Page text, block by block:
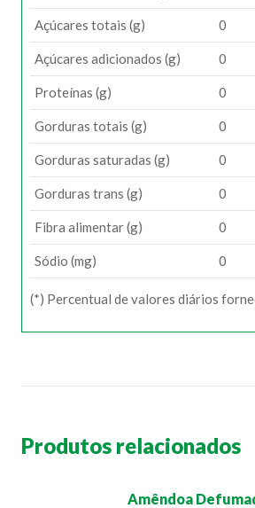
Açúcares totais (g) 0
Açúcares adicionados (g) 0
Proteínas (g) 0
Gorduras totais (g) 0
Gorduras saturadas (g) 0
Gorduras trans (g) 0
Fibra alimentar (g) 0
Sódio (mg) 0
(*) Percentual de valores diários
Produtos relacionados
Amêndoa